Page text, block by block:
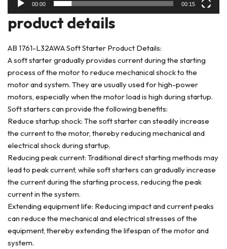
00:00 00:15
product details
AB 1761-L32AWA Soft Starter Product Details:
A soft starter gradually provides current during the starting
process of the motor to reduce mechanical shock to the
motor and system. They are usually used for high-power
motors, especially when the motor load is high during startup.
Soft starters can provide the following benefits:
Reduce startup shock: The soft starter can steadily increase
the current to the motor, thereby reducing mechanical and
electrical shock during startup.
Reducing peak current: Traditional direct starting methods may
lead to peak current, while soft starters can gradually increase
the current during the starting process, reducing the peak
current in the system.
Extending equipment life: Reducing impact and current peaks
can reduce the mechanical and electrical stresses of the
equipment, thereby extending the lifespan of the motor and
system.